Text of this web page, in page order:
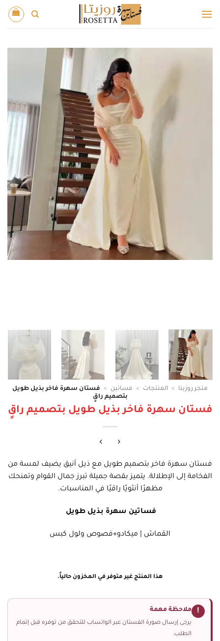
للمحتوى
متجر روزيتا » المنتجات » فساتين »
فستان سهرة فاخر بذيل طويل
بتصميم راقٍ
فستان سهرة فاخر بذيل طويل بتصميم راقٍ
فستان سهرة فاخر بتصميم طويل مع ذيل أنيق يضيف لمسة من
الفخامة إلى الإطلالة. يتميز بقصة جميلة تبرز جمال القوام وتمنحك
مظهرًا أنثويًا راقيًا في المناسبات.
فساتين سهرة بذيل طويل
القماش | ميكادو+فصوص ولول كبس
هذا المنتج غير متوفر في المخزون حالياً.
! ملاحظة مهمة
يرجى إرسال صورة الفستان عبر الواتساب للتحقق من توفره قبل إتمام
الطلب.